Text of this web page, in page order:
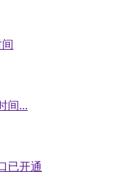
间...
已开通